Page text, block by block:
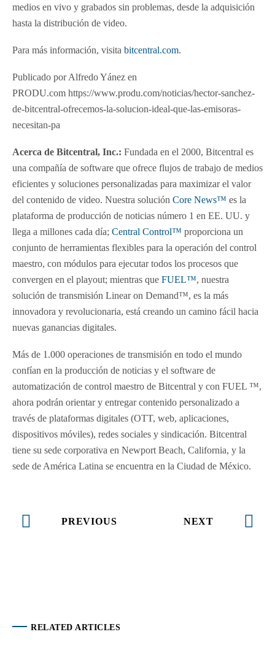
medios en vivo y grabados sin problemas, desde la adquisición
hasta la distribución de video.
Para más información, visita bitcentral.com.
Publicado por Alfredo Yánez en
PRODU.com https://www.produ.com/noticias/hector-sanchez-
de-bitcentral-ofrecemos-la-solucion-ideal-que-las-emisoras-
necesitan-pa
Acerca de Bitcentral, Inc.: Fundada en el 2000, Bitcentral es
una compañía de software que ofrece flujos de trabajo de medios
eficientes y soluciones personalizadas para maximizar el valor
del contenido de video. Nuestra solución Core News™ es la
plataforma de producción de noticias número 1 en EE. UU. y
llega a millones cada día; Central Control™ proporciona un
conjunto de herramientas flexibles para la operación del control
maestro, con módulos para ejecutar todos los procesos que
convergen en el playout; mientras que FUEL™, nuestra
solución de transmisión Linear on Demand™, es la más
innovadora y revolucionaria, está creando un camino fácil hacia
nuevas ganancias digitales.
Más de 1.000 operaciones de transmisión en todo el mundo
confían en la producción de noticias y el software de
automatización de control maestro de Bitcentral y con FUEL ™,
ahora podrán orientar y entregar contenido personalizado a
través de plataformas digitales (OTT, web, aplicaciones,
dispositivos móviles), redes sociales y sindicación. Bitcentral
tiene su sede corporativa en Newport Beach, California, y la
sede de América Latina se encuentra en la Ciudad de México.
PREVIOUS NEXT
RELATED ARTICLES